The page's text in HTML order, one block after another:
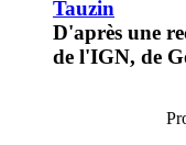
Tauzin
D'après une
de l'IGN, de